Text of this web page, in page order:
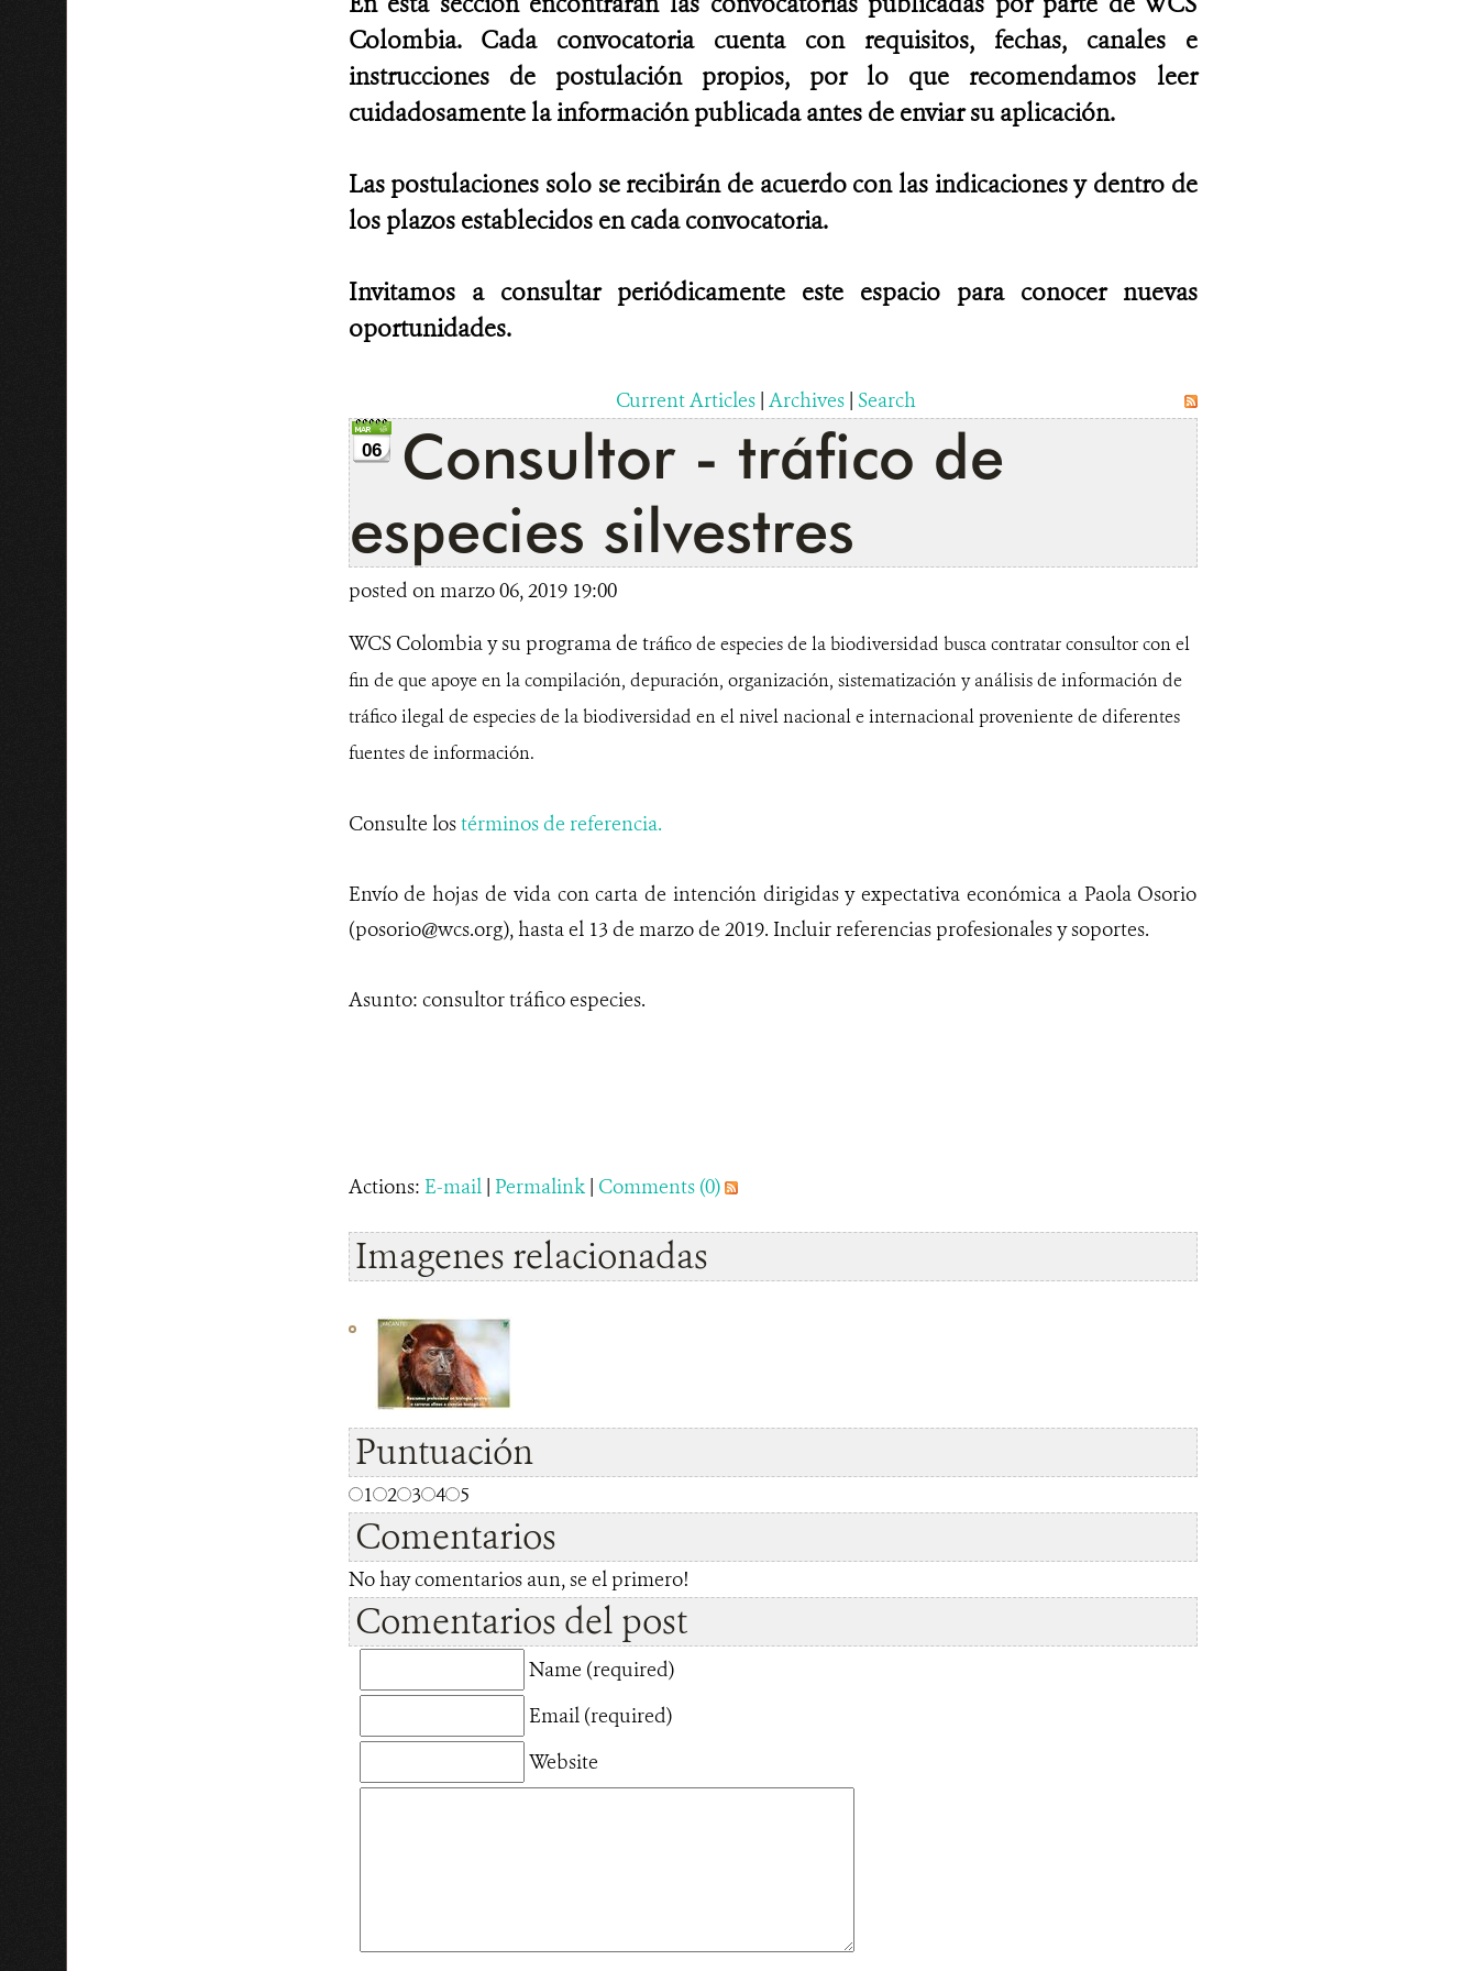
Colombia. Cada convocatoria cuenta con requisitos, fechas, canales e
instrucciones de postulación propios, por lo que recomendamos leer
cuidadosamente la información publicada antes de enviar su aplicación.
Las postulaciones solo se recibirán de acuerdo con las indicaciones y dentro de
los plazos establecidos en cada convocatoria.
Invitamos a consultar periódicamente este espacio para conocer nuevas
oportunidades.
Current Articles | Archives | Search
06
Consultor - tráfico de
especies silvestres
posted on marzo 06, 2019 19:00
WCS Colombia y su programa de tráfico de especies de la biodiversidad busca contratar consultor con el
fin de que apoye en la compilación, depuración, organización, sistematización y análisis de información de
tráfico ilegal de especies de la biodiversidad en el nivel nacional e internacional proveniente de diferentes
fuentes de información.
Consulte lostérminos de referencia.
Envío de hojas de vida con carta de intención dirigidas y expectativa económica a Paola Osorio
(posorio@wcs.org), hasta el 13 de marzo de 2019. Incluir referencias profesionales y soportes.
Asunto: consultor tráfico especies.
Actions: E-mail| Permalink| Comments (0)
Imagenes relacionadas
Puntuación
1 2 3 4 5
Comentarios
No hay comentarios aun, se el primero!
Comentarios del post
Name (required)
Email (required)
Website